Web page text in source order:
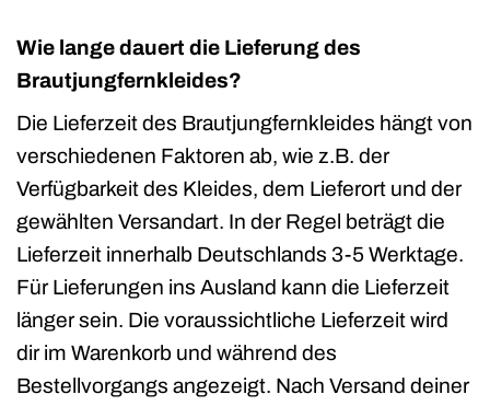
Wie lange dauert die Lieferung des
Brautjungfernkleides?
Die Lieferzeit des Brautjungfernkleides hängt von
verschiedenen Faktoren ab, wie z.B. der
Verfügbarkeit des Kleides, dem Lieferort und der
gewählten Versandart. In der Regel beträgt die
Lieferzeit innerhalb Deutschlands 3-5 Werktage.
Für Lieferungen ins Ausland kann die Lieferzeit
länger sein. Die voraussichtliche Lieferzeit wird
dir im Warenkorb und während des
Bestellvorgangs angezeigt. Nach Versand deiner